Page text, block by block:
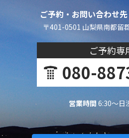
ご予約・お問い合わせ
〒401-0501 山梨県南都留
ご予約専
080-
営業時間 6:30～日